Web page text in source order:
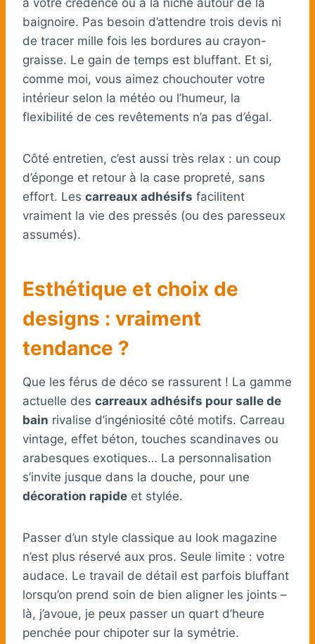
baignoire. Pas besoin d’attendre trois devis ni
de tracer mille fois les bordures au crayon-
graisse. Le gain de temps est bluffant. Et si,
comme moi, vous aimez chouchouter votre
intérieur selon la météo ou l’humeur, la
flexibilité de ces revêtements n’a pas d’égal.
Côté entretien, c’est aussi très relax : un coup
d’éponge et retour à la case propreté, sans
effort. Les carreaux adhésifs facilitent
vraiment la vie des pressés (ou des paresseux
assumés).
Esthétique et choix de
designs : vraiment
tendance ?
Que les férus de déco se rassurent ! La gamme
actuelle des carreaux adhésifs pour salle de
bain rivalise d’ingéniosité côté motifs. Carreau
vintage, effet béton, touches scandinaves ou
arabesques exotiques… La personnalisation
s’invite jusque dans la douche, pour une
décoration rapide et stylée.
Passer d’un style classique au look magazine
n’est plus réservé aux pros. Seule limite : votre
audace. Le travail de détail est parfois bluffant
lorsqu’on prend soin de bien aligner les joints –
là, j’avoue, je peux passer un quart d’heure
penchée pour chipoter sur la symétrie.